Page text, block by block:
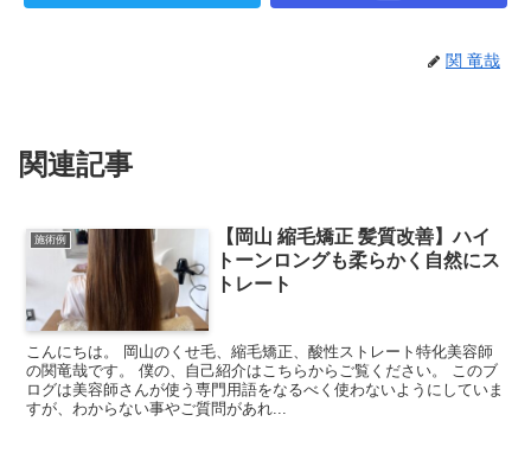
関 竜哉
関連記事
施術例
【岡山 縮毛矯正 髪質改善】ハイ
トーンロングも柔らかく自然にス
トレート
こんにちは。 岡山のくせ毛、縮毛矯正、酸性ストレート特化美容師
の関竜哉です。 僕の、自己紹介はこちらからご覧ください。 このブ
ログは美容師さんが使う専門用語をなるべく使わないようにしていま
すが、わからない事やご質問があれ...